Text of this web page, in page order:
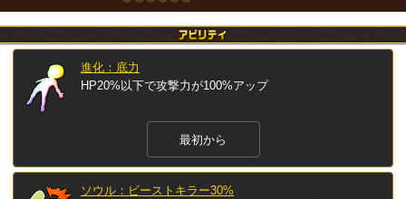
進化：底力
HP20%以下で攻撃力が100%アップ
最初から
ソウル：ビーストキラー30%